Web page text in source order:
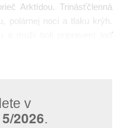
Arktídou. Trinásťčlenná
polárnej noci a tlaku krýh.
v
2026.